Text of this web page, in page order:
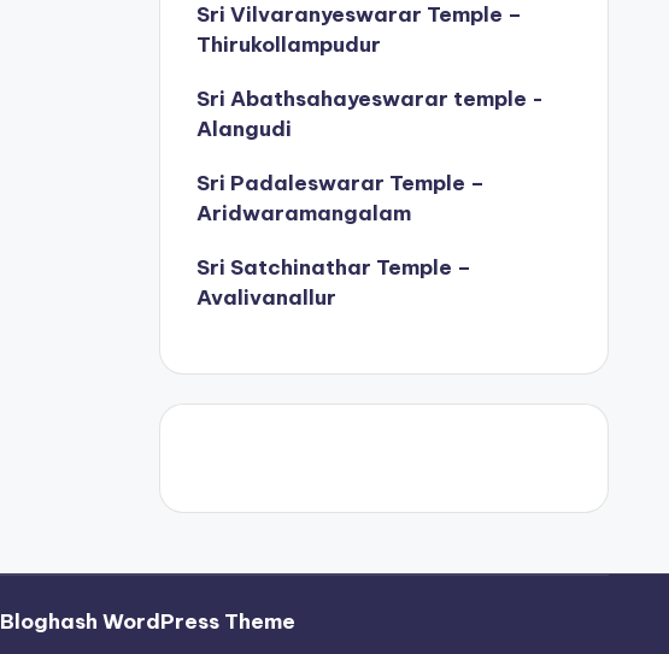
Sri Vilvaranyeswarar Temple –
Thirukollampudur
Sri Abathsahayeswarar temple -
Alangudi
Sri Padaleswarar Temple –
Aridwaramangalam
Sri Satchinathar Temple –
Avalivanallur
Bloghash WordPress Theme